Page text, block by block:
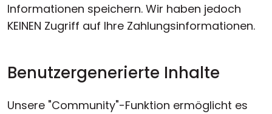
Informationen speichern. Wir haben jedoch
KEINEN Zugriff auf Ihre Zahlungsinformationen.
Benutzergenerierte Inhalte
Unsere "Community"-Funktion ermöglicht es